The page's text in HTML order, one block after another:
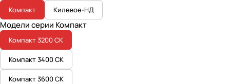
Компакт Килевое-НД
Модели серии Компакт
Компакт 3200 СК
Компакт 3400 СК
Компакт 3600 СК